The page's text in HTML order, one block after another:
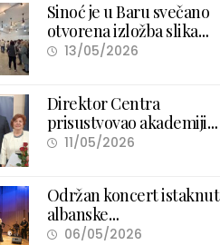
Sinoć je u Baru svečano
otvorena izložba slika
„Boje različitosti”
13/05/2026
Direktor Centra
prisustvovao akademiji
povodom obilježavanja
11/05/2026
Održan koncert
albanske
mezzosopranistkinje
06/05/2026